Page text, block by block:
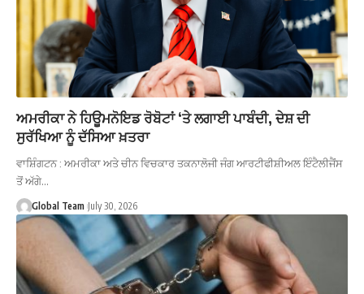
ਅਮਰੀਕਾ ਨੇ ਹਿਊਮਨੋਇਡ ਰੋਬੋਟਾਂ ‘ਤੇ ਲਗਾਈ ਪਾਬੰਦੀ, ਦੇਸ਼ ਦੀ
ਸੁਰੱਖਿਆ ਨੂੰ ਦੱਸਿਆ ਖ਼ਤਰਾ
ਵਾਸ਼ਿੰਗਟਨ : ਅਮਰੀਕਾ ਅਤੇ ਚੀਨ ਵਿਚਕਾਰ ਤਕਨਾਲੋਜੀ ਜੰਗ ਆਰਟੀਫੀਸ਼ੀਅਲ ਇੰਟੈਲੀਜੈਂਸ
ਤੋਂ ਅੱਗੇ…
Global Team July 30, 2026